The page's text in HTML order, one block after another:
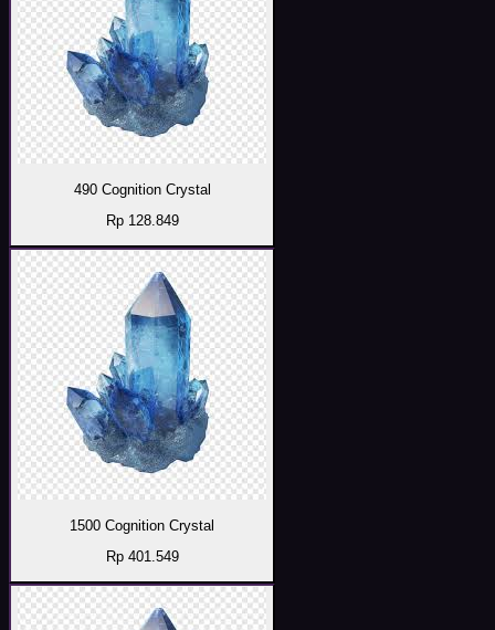
490 Cognition Crystal
Rp 128.849
1500 Cognition Crystal
Rp 401.549